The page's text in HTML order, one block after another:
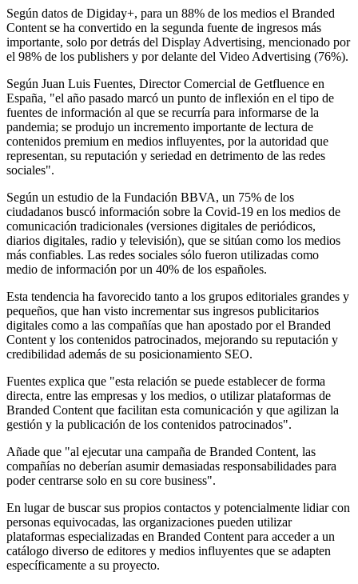
Según datos de Digiday+, para un 88% de los medios el Branded
Content se ha convertido en la segunda fuente de ingresos más
importante, solo por detrás del Display Advertising, mencionado por
el 98% de los publishers y por delante del Video Advertising (76%).
Según Juan Luis Fuentes, Director Comercial de Getfluence en
España, "el año pasado marcó un punto de inflexión en el tipo de
fuentes de información al que se recurría para informarse de la
pandemia; se produjo un incremento importante de lectura de
contenidos premium en medios influyentes, por la autoridad que
representan, su reputación y seriedad en detrimento de las redes
sociales".
Según un estudio de la Fundación BBVA, un 75% de los
ciudadanos buscó información sobre la Covid-19 en los medios de
comunicación tradicionales (versiones digitales de periódicos,
diarios digitales, radio y televisión), que se sitúan como los medios
más confiables. Las redes sociales sólo fueron utilizadas como
medio de información por un 40% de los españoles.
Esta tendencia ha favorecido tanto a los grupos editoriales grandes y
pequeños, que han visto incrementar sus ingresos publicitarios
digitales como a las compañías que han apostado por el Branded
Content y los contenidos patrocinados, mejorando su reputación y
credibilidad además de su posicionamiento SEO.
Fuentes explica que "esta relación se puede establecer de forma
directa, entre las empresas y los medios, o utilizar plataformas de
Branded Content que facilitan esta comunicación y que agilizan la
gestión y la publicación de los contenidos patrocinados".
Añade que "al ejecutar una campaña de Branded Content, las
compañías no deberían asumir demasiadas responsabilidades para
poder centrarse solo en su core business".
En lugar de buscar sus propios contactos y potencialmente lidiar con
personas equivocadas, las organizaciones pueden utilizar
plataformas especializadas en Branded Content para acceder a un
catálogo diverso de editores y medios influyentes que se adapten
específicamente a su proyecto.